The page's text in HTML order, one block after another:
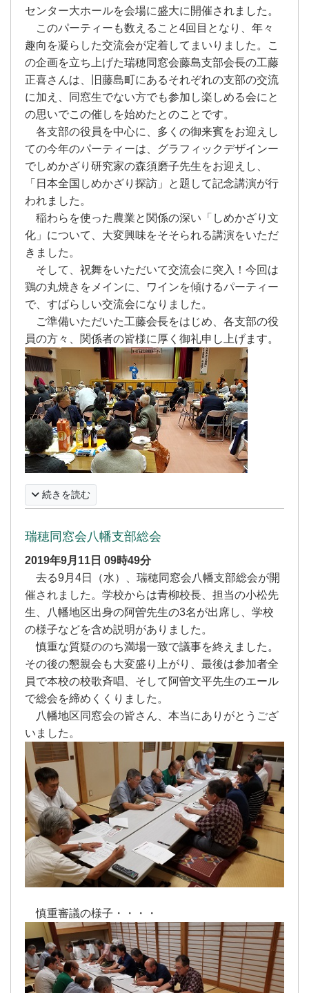
センター大ホールを会場に盛大に開催されました。
このパーティーも数えること4回目となり、年々
趣向を凝らした交流会が定着してまいりました。こ
の企画を立ち上げた瑞穂同窓会藤島支部会長の工藤
正喜さんは、旧藤島町にあるそれぞれの支部の交流
に加え、同窓生でない方でも参加し楽しめる会にと
の思いでこの催しを始めたとのことです。
各支部の役員を中心に、多くの御来賓をお迎えし
ての今年のパーティーは、グラフィックデザインー
でしめかざり研究家の森須磨子先生をお迎えし、
「日本全国しめかざり探訪」と題して記念講演が行
われました。
稲わらを使った農業と関係の深い「しめかざり文
化」について、大変興味をそそられる講演をいただ
きました。
そして、祝舞をいただいて交流会に突入！今回は
鶏の丸焼きをメインに、ワインを傾けるパーティー
で、すばらしい交流会になりました。
ご準備いただいた工藤会長をはじめ、各支部の役
員の方々、関係者の皆様に厚く御礼申し上げます。
続きを読む
瑞穂同窓会八幡支部総会
2019年9月11日 09時49分
去る9月4日（水）、瑞穂同窓会八幡支部総会が開
催されました。学校からは青柳校長、担当の小松先
生、八幡地区出身の阿曽先生の3名が出席し、学校
の様子などを含め説明がありました。
慎重な質疑ののち満場一致で議事を終えました。
その後の懇親会も大変盛り上がり、最後は参加者全
員で本校の校歌斉唱、そして阿曽文平先生のエール
で総会を締めくくりました。
八幡地区同窓会の皆さん、本当にありがとうござ
いました。
慎重審議の様子・・・・